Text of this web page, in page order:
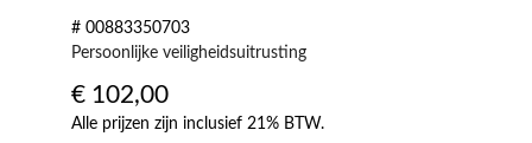
# 00883350703
Persoonlijke veiligheidsuitrusting
€ 102,00
Alle prijzen zijn inclusief 21% BTW.